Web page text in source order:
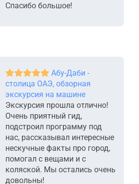
Спасибо большое!
Абу-Даби -
столица ОАЭ, обзорная
экскурсия на машине
Экскурсия прошла отлично!
Очень приятный гид,
подстроил программу под
нас, рассказывал интересные
нескучные факты про город,
помогал с вещами и с
коляской. Мы остались очень
довольны!